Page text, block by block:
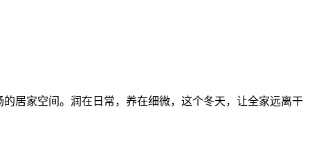
居家空间。润在日常，养在细微，这个冬天，让全家远离干